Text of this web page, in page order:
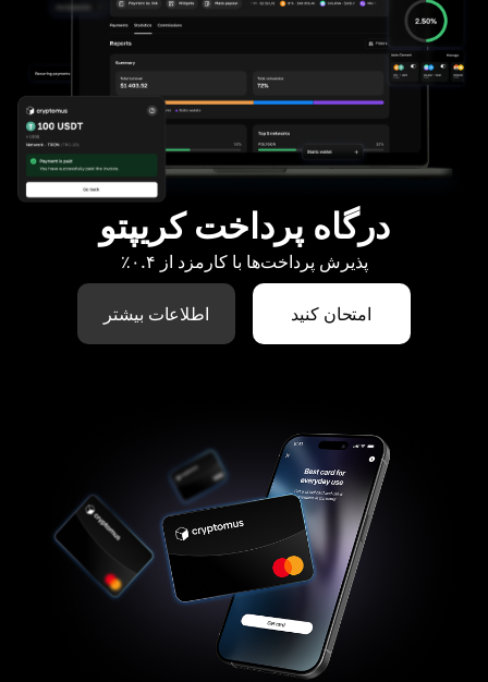
درگاه پرداخت کریپتو
پذیرش پرداخت‌ها با کارمزد از ۰.۴٪
امتحان کنید اطلاعات بیشتر